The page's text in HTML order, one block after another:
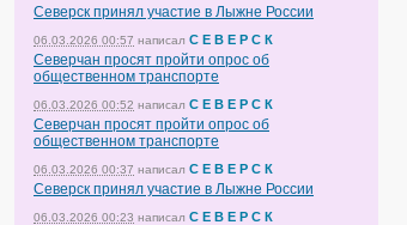
Северск принял участие в Лыжне России
06.03.2026 00:57 написал С Е В Е Р С К
Северчан просят пройти опрос об
общественном транспорте
06.03.2026 00:52 написал С Е В Е Р С К
Северчан просят пройти опрос об
общественном транспорте
06.03.2026 00:37 написал С Е В Е Р С К
Северск принял участие в Лыжне России
06.03.2026 00:23 написал С Е В Е Р С К